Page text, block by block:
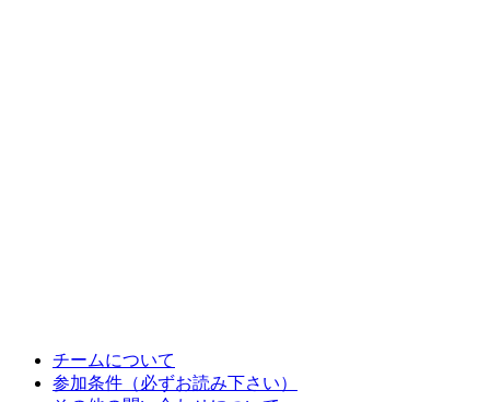
チームについて
参加条件（必ずお読み下さい）